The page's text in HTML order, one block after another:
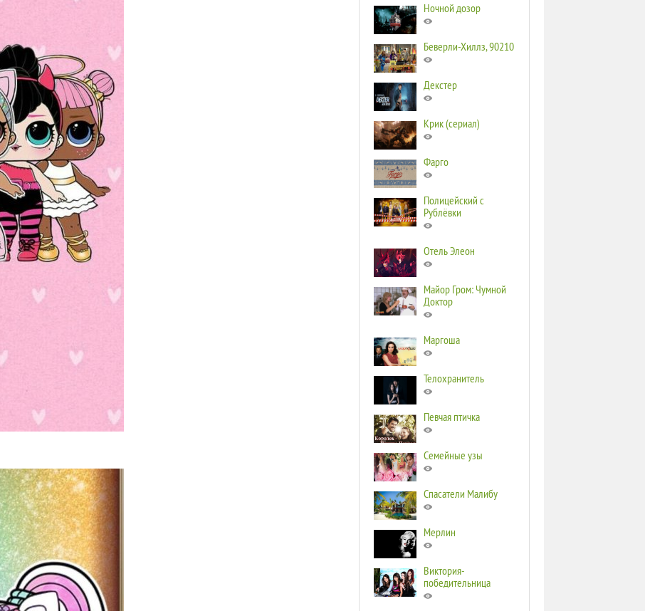
Ночной дозор
Беверли-Хиллз, 90210
Декстер
Крик (сериал)
Фарго
Полицейский с
Рублёвки
Отель Элеон
Майор Гром: Чумной
Доктор
Маргоша
Телохранитель
Певчая птичка
Семейные узы
Спасатели Малибу
Мерлин
Виктория-
победительница